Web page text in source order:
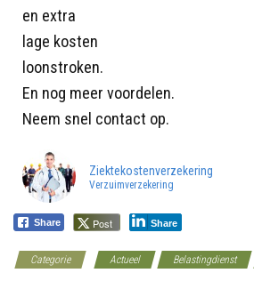
en extra
lage kosten
loonstroken.
En nog meer voordelen.
Neem snel contact op.
Ziektekostenverzekering
Verzuimverzekering
Share Post Share
Categorie Actueel Belastingdienst